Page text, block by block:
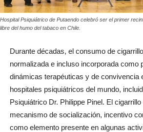
Hospital Psiquiátrico de Putaendo celebró ser el primer
libre del humo del tabaco en Chile.
Durante décadas, el consumo de
normalizada e incluso incorporada como
dinámicas terapéuticas y de convivencia
hospitales psiquiátricos del mundo,
Psiquiátrico Dr. Philippe Pinel. El
mecanismo de socialización, incentivo
como elemento presente en algunas